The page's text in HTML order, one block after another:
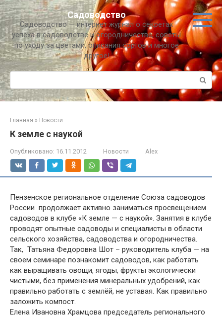
Перейти
к
контенту
Садоводство
Садоводство — интернет журнал о секретах
успеха в садоводстве и огородничестве, советы
по уходу за цветами, описания сортов и многое
другое!
Поиск:
Главная » Новости
К земле с наукой
Опубликовано: 16.11.2012 Новости Alex
Пензенское региональное отделение Союза садоводов
России продолжает активно заниматься просвещением
садоводов в клубе «К земле — с наукой». Занятия в клубе
проводят опытные садоводы и специалисты в области
сельского хозяйства, садоводства и огородничества.
Так, Татьяна Федоровна Шот – руководитель клуба — на
своем семинаре познакомит садоводов, как работать
как выращивать овощи, ягоды, фрукты экологически
чистыми, без применения минеральных удобрений, как
правильно работать с землёй, не уставая. Как правильно
заложить компост.
Елена Ивановна Храмцова председатель регионального